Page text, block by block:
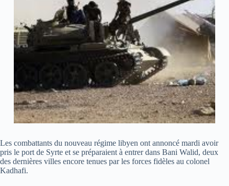
Les combattants du nouveau régime libyen ont annoncé mardi avoir
pris le port de Syrte et se préparaient à entrer dans Bani Walid, deux
des dernières villes encore tenues par les forces fidèles au colonel
Kadhafi.